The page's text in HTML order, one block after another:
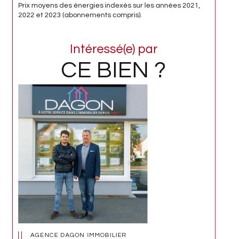
Prix moyens des énergies indexés sur les années 2021,
2022 et 2023 (abonnements compris).
Intéressé(e) par
CE BIEN ?
AGENCE DAGON IMMOBILIER